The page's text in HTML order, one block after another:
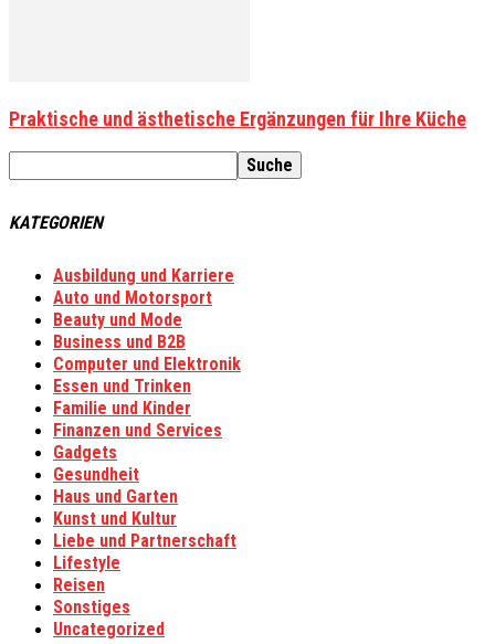
Praktische und ästhetische Ergänzungen für Ihre Küche
KATEGORIEN
Ausbildung und Karriere
Auto und Motorsport
Beauty und Mode
Business und B2B
Computer und Elektronik
Essen und Trinken
Familie und Kinder
Finanzen und Services
Gadgets
Gesundheit
Haus und Garten
Kunst und Kultur
Liebe und Partnerschaft
Lifestyle
Reisen
Sonstiges
Uncategorized